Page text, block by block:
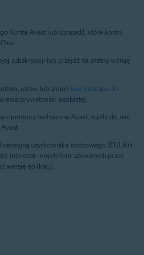
Konta Avast lub sprawdź, które konto
subskrypcji lub przejdź na płatną wersję
ustaw lub zmień kod dostępu do
prywatności osobistej.
z pomocą techniczną Avast, wyślij do nas
użytkownika końcowego (EULA) i
bibliotek innych firm używanych przez
wersję aplikacji.